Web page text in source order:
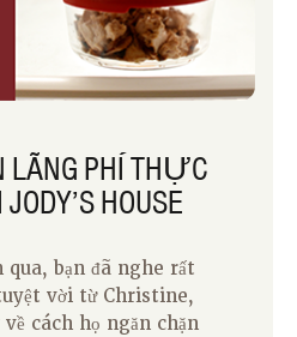
nấu các bữa ăn lành
thực phẩm, ngay
chỉ dành cho tôi.
LÃNG PHÍ THỰC
HOUSE
bạn đã nghe rất
vời từ Christine,
cách họ ngăn chặn